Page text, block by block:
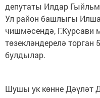
депутаты Илдар
Ул район башлыгы
чишмәсендә, Г.Курсави
төзекләндерелә
булдылар.
Шушы ук көнне Дәүләт